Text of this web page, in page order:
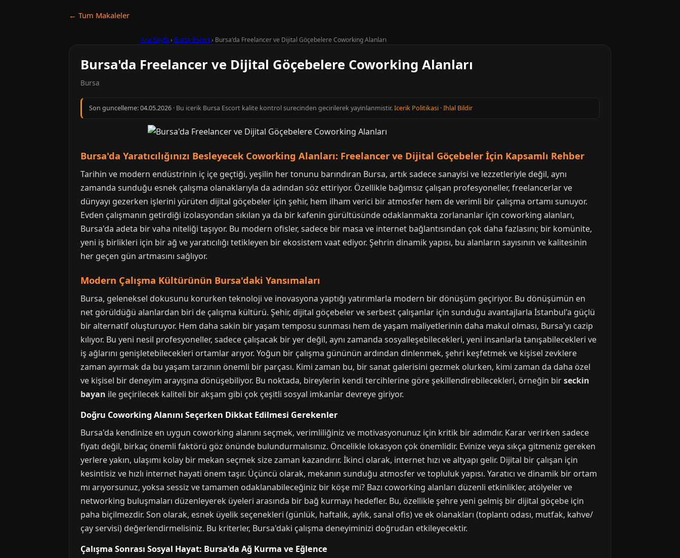
← Tum Makaleler
Ana Sayfa › Bursa Escort› Bursa'da Freelancer ve Dijital Göçebelere Coworking Alanları
Bursa'da Freelancer ve Dijital Göçebelere Coworking Alanları
Bursa
Son guncelleme:04.05.2026 · Bu icerik Bursa Escort kalite kontrol surecinden gecirilerek yayinlanmistir.Icerik Politikasi ·Ihlal Bildir
Bursa'da Yaratıcılığınızı Besleyecek Coworking Alanları: Freelancer ve Dijital Göçebeler İçin Kapsamlı Rehber
Tarihin ve modern endüstrinin iç içe geçtiği, yeşilin her tonunu barındıran Bursa, artık sadece sanayisi ve lezzetleriyle değil, aynı
zamanda sunduğu esnek çalışma olanaklarıyla da adından söz ettiriyor. Özellikle bağımsız çalışan profesyoneller, freelancerlar ve
dünyayı gezerken işlerini yürüten dijital göçebeler için şehir, hem ilham verici bir atmosfer hem de verimli bir çalışma ortamı sunuyor.
Evden çalışmanın getirdiği izolasyondan sıkılan ya da bir kafenin gürültüsünde odaklanmakta zorlananlar için coworking alanları,
Bursa'da adeta bir vaha niteliği taşıyor. Bu modern ofisler, sadece bir masa ve internet bağlantısından çok daha fazlasını; bir komünite,
yeni iş birlikleri için bir ağ ve yaratıcılığı tetikleyen bir ekosistem vaat ediyor. Şehrin dinamik yapısı, bu alanların sayısının ve kalitesinin
her geçen gün artmasını sağlıyor.
Modern Çalışma Kültürünün Bursa'daki Yansımaları
Bursa, geleneksel dokusunu korurken teknoloji ve inovasyona yaptığı yatırımlarla modern bir dönüşüm geçiriyor. Bu dönüşümün en
net görüldüğü alanlardan biri de çalışma kültürü. Şehir, dijital göçebeler ve serbest çalışanlar için sunduğu avantajlarla İstanbul'a güçlü
bir alternatif oluşturuyor. Hem daha sakin bir yaşam temposu sunması hem de yaşam maliyetlerinin daha makul olması, Bursa'yı cazip
kılıyor. Bu yeni nesil profesyoneller, sadece çalışacak bir yer değil, aynı zamanda sosyalleşebilecekleri, yeni insanlarla tanışabilecekleri ve
iş ağlarını genişletebilecekleri ortamlar arıyor. Yoğun bir çalışma gününün ardından dinlenmek, şehri keşfetmek ve kişisel zevklere
zaman ayırmak da bu yaşam tarzının önemli bir parçası. Kimi zaman bu, bir sanat galerisini gezmek olurken, kimi zaman da daha özel
ve kişisel bir deneyim arayışına dönüşebiliyor. Bu noktada, bireylerin kendi tercihlerine göre şekillendirebilecekleri, örneğin birseckin
bayan ile geçirilecek kaliteli bir akşam gibi çok çeşitli sosyal imkanlar devreye giriyor.
Doğru Coworking Alanını Seçerken Dikkat Edilmesi Gerekenler
Bursa'da kendinize en uygun coworking alanını seçmek, verimliliğiniz ve motivasyonunuz için kritik bir adımdır. Karar verirken sadece
fiyatı değil, birkaç önemli faktörü göz önünde bulundurmalısınız. Öncelikle lokasyon çok önemlidir. Evinize veya sıkça gitmeniz gereken
yerlere yakın, ulaşımı kolay bir mekan seçmek size zaman kazandırır. İkinci olarak, internet hızı ve altyapı gelir. Dijital bir çalışan için
kesintisiz ve hızlı internet hayati önem taşır. Üçüncü olarak, mekanın sunduğu atmosfer ve topluluk yapısı. Yaratıcı ve dinamik bir ortam
mı arıyorsunuz, yoksa sessiz ve tamamen odaklanabileceğiniz bir köşe mi? Bazı coworking alanları düzenli etkinlikler, atölyeler ve
networking buluşmaları düzenleyerek üyeleri arasında bir bağ kurmayı hedefler. Bu, özellikle şehre yeni gelmiş bir dijital göçebe için
paha biçilmezdir. Son olarak, esnek üyelik seçenekleri (günlük, haftalık, aylık, sanal ofis) ve ek olanakları (toplantı odası, mutfak, kahve/
çay servisi) değerlendirmelisiniz. Bu kriterler, Bursa'daki çalışma deneyiminizi doğrudan etkileyecektir.
Çalışma Sonrası Sosyal Hayat: Bursa'da Ağ Kurma ve Eğlence